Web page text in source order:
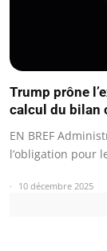
Trump prône
calcul du bilan
EN BREF
l’obligation pour
10 décembre 2025